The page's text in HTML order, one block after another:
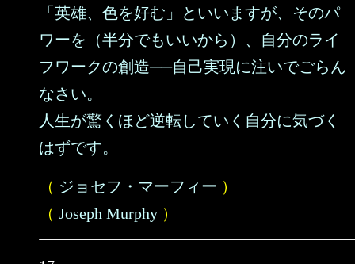
「英雄、色を好む」といいますが、そのパ
ワーを（半分でもいいから）、自分のライ
フワークの創造──自己実現に注いでごらん
なさい。
人生が驚くほど逆転していく自分に気づく
はずです。
（ ジョセフ・マーフィー ）
（ Joseph Murphy ）